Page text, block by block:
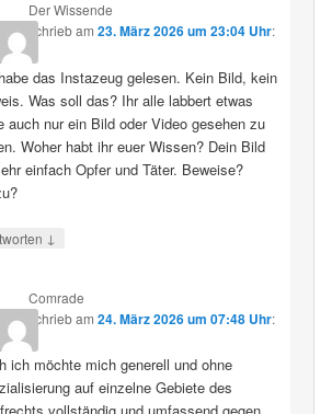
Der Wissende
schriebam23. März 2026 um 23:04 Uhr:
das Instazeug gelesen. Kein Bild, kein
Was soll das? Ihr alle labbert etwas
auch nur ein Bild oder Video gesehen zu
Woher habt ihr euer Wissen? Dein Bild
einfach Opfer und Täter. Beweise?
↓
Comrade
schriebam24. März 2026 um 07:48 Uhr:
ich möchte mich generell und ohne
auf einzelne Gebiete des